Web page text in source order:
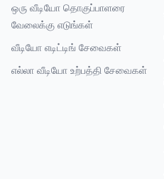
ஒரு வீடியோ தொகுப்பாளரை
வேலைக்கு எடுங்கள்
வீடியோ எடிட்டிங் சேவைகள்
எல்லா வீடியோ உற்பத்தி சேவைகள்